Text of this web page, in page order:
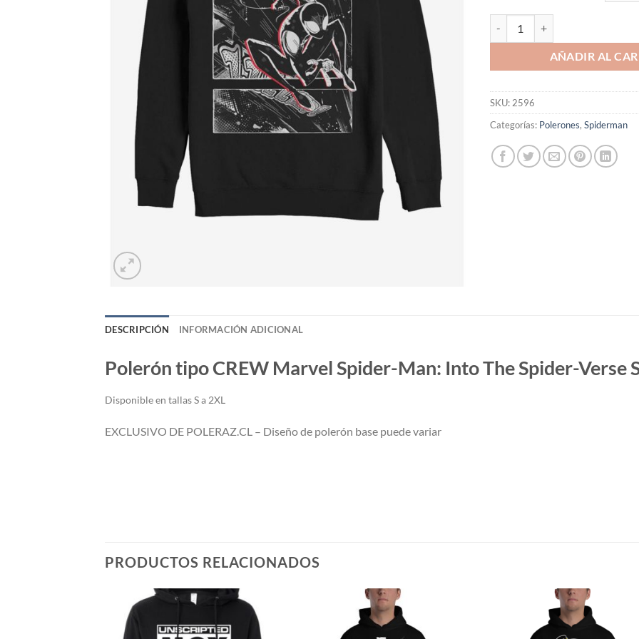
AÑADIR AL
SKU: 2596
Categorías: Polerones, Spiderman
DESCRIPCIÓN INFORMACIÓN ADICIONAL
Polerón tipo CREW Marvel Spider-Man: Into The Spider-Verse
Disponible en tallas S a 2XL
EXCLUSIVO DE POLERAZ.CL – Diseño de polerón base puede variar
PRODUCTOS RELACIONADOS